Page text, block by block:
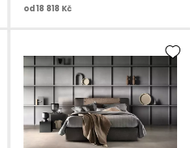
od18 818 Kč